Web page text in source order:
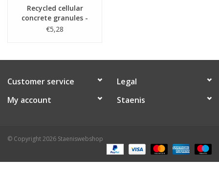
Recycled cellular
concrete granules -
20L per bag
€5,28
Customer service
Legal
My account
Staenis
© Copyright 2026 Staeniswebshop